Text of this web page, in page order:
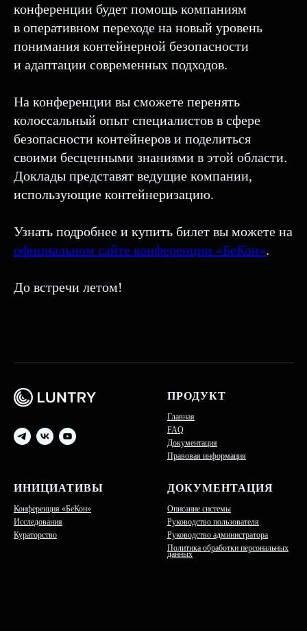
конференции будет помощь компаниям
в оперативном переходе на новый уровень
понимания контейнерной безопасности
и адаптации современных подходов.
На конференции вы сможете перенять
колоссальный опыт специалистов в сфере
безопасности контейнеров и поделиться
своими бесценными знаниями в этой области.
Доклады представят ведущие компании,
использующие контейнеризацию.
Узнать подробнее и купить билет вы можете на
официальном сайте конференции «БеКон».
До встречи летом!
ПРОДУКТ
Главная
FAQ
Документация
Правовая информация
ИНИЦИАТИВЫ
Конференция «БеКон»
Исследования
Кураторство
ДОКУМЕНТАЦИЯ
Описание системы
Руководство пользователя
Руководство администратора
Политика обработки персональных
данных